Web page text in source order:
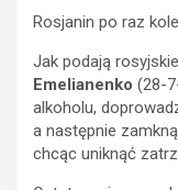
Rosjanin po raz
Jak podają
Emelianenko (28-
alkoholu,
a następnie
chcąc uniknąć